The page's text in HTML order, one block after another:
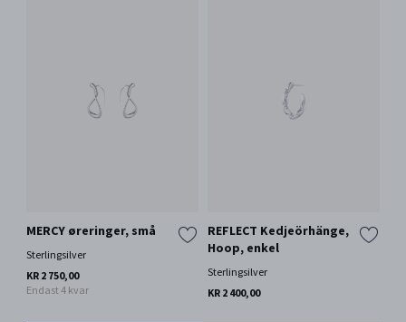
MERCY øreringer, små
Sterlingsilver
KR 2 750,00
Endast 4 kvar
REFLECT Kedjeörhänge,
Hoop, enkel
Sterlingsilver
KR 2 400,00